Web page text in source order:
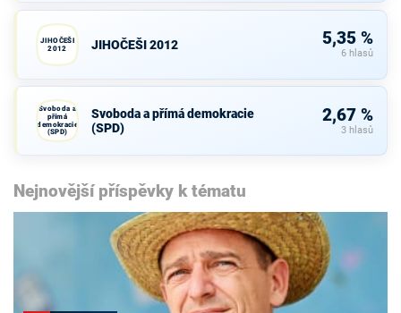
JIHOČEŠI
2012
JIHOČEŠI 2012 5,35 %
6 hlasů
Svoboda a
přímá
demokracie
(SPD)
Svoboda a přímá demokracie
(SPD)
2,67 %
3 hlasů
Nejnovější příspěvky k tématu